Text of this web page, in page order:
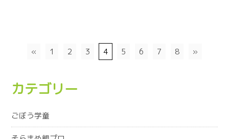
« 1 2 3 4 5 6 7 8 »
カテゴリー
ごぼう学童